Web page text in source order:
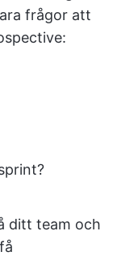
frågor att
ditt team och